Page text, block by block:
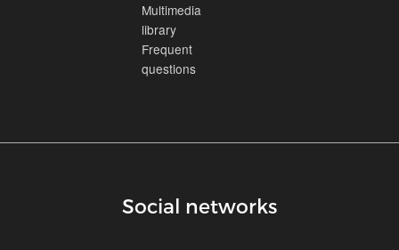
Multimedia
library
Frequent
questions
Social networks